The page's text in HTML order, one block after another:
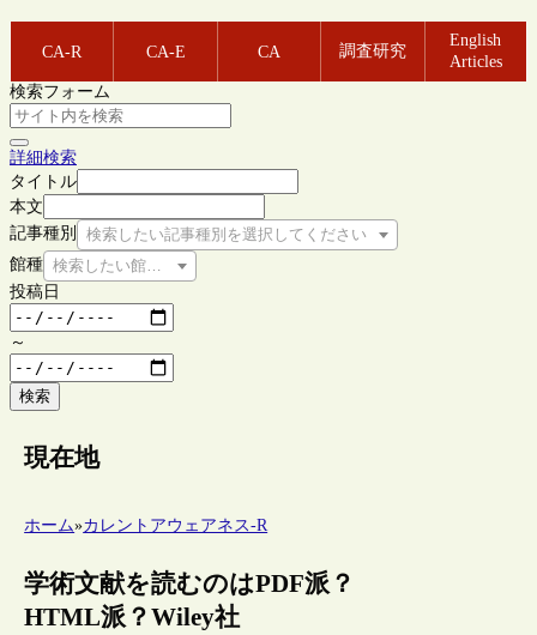
CA-R CA-E CA 調査研究
English
Articles
検索フォーム
詳細検索
タイトル
本文
記事種別
検索したい記事種別を選択してください
館種 検索したい館種を選択してください
投稿日
～
検索
現在地
ホーム»カレントアウェアネス-R
学術文献を読むのはPDF派？
HTML派？Wiley社